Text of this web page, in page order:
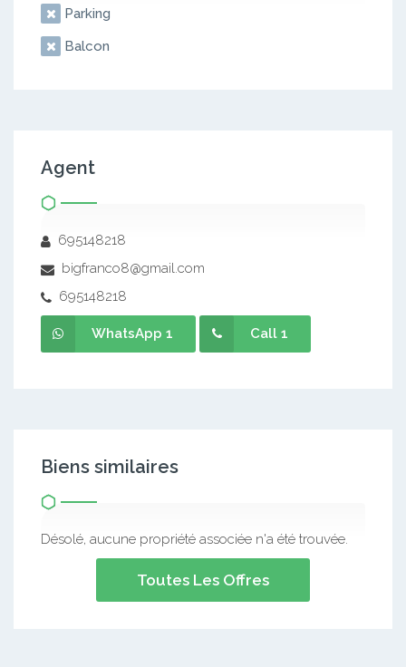
Parking
Balcon
Agent
695148218
bigfranco8@gmail.com
695148218
WhatsApp 1 Call 1
Biens similaires
Désolé, aucune propriété associée n'a été trouvée.
Toutes Les Offres